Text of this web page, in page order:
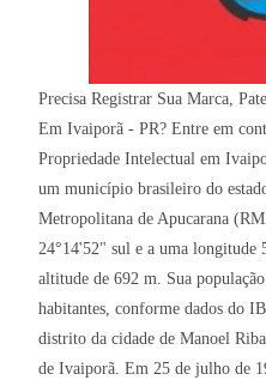
Precisa Registrar Sua Marca,
Em Ivaiporã - PR? Entre em
Propriedade Intelectual em
um município brasileiro do
Metropolitana de Apucarana
24°14'52" sul e a uma longitude
altitude de 692 m. Sua
habitantes, conforme dados do
distrito da cidade de Manoel
de Ivaiporã. Em 25 de julho de